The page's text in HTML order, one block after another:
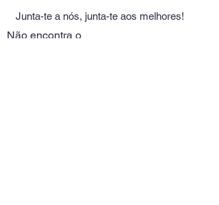
Junta-te a nós, junta-te aos melhores!
Não encontra o